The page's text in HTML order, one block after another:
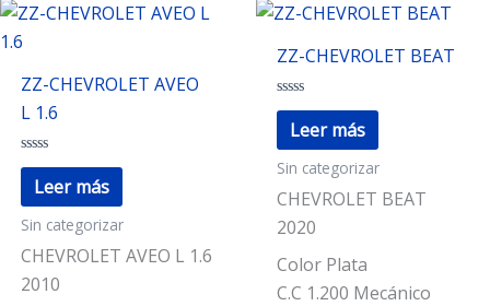
ZZ-CHEVROLET AVEO
L 1.6
Valorado
con
de
5
Leer más
Sin categorizar
CHEVROLET AVEO L 1.6
2010
ZZ-CHEVROLET BEAT
Valorado
con
de
5
Leer más
Sin categorizar
CHEVROLET BEAT
2020
Color Plata
C.C 1.200 Mecánico